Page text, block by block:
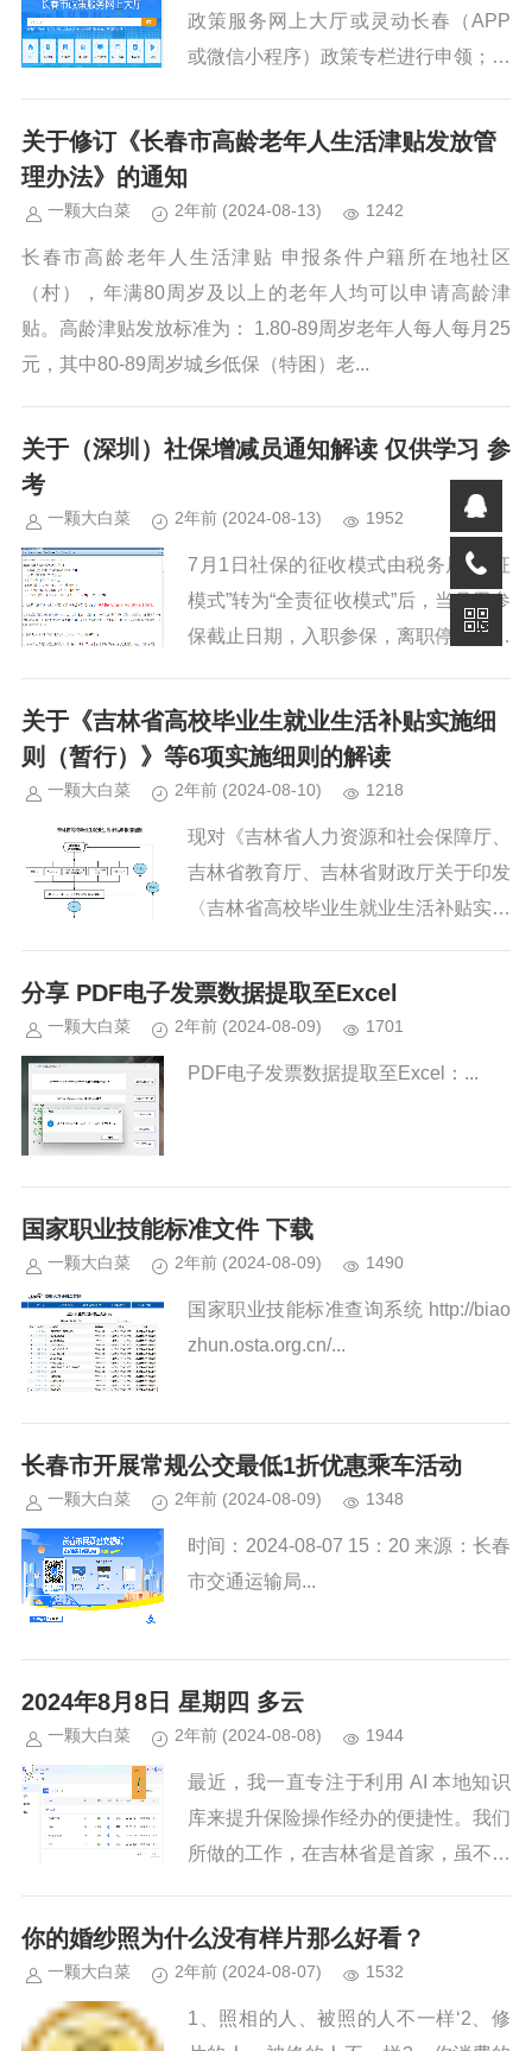
政策服务网上大厅或灵动长春（APP
或微信小程序）政策专栏进行申领；步
端：长春市政策服务网上大厅 长春市
关于修订《长春市高龄老年人生活津贴发放管
理办法》的通知
一颗大白菜 2年前 (2024-08-13) 1242
长春市高龄老年人生活津贴 申报条件户籍所在地社区
（村），年满80周岁及以上的老年人均可以申请高龄津
贴。高龄津贴发放标准为： 1.80-89周岁老年人每人每月25
元，其中80-89周岁城乡低保（特困）老...
关于（深圳）社保增减员通知解读 仅供学习 参
考
一颗大白菜 2年前 (2024-08-13) 1952
7月1日社保的征收模式由税务局“代征
模式”转为“全责征收模式”后，当月无参
保截止日期，入职参保，离职停保，最
负责缴纳当月社保，税务系统将自动计
入本单位。如员工在第一家...
关于《吉林省高校毕业生就业生活补贴实施细
则（暂行）》等6项实施细则的解读
一颗大白菜 2年前 (2024-08-10) 1218
现对《吉林省人力资源和社会保障厅、
吉林省教育厅、吉林省财政厅关于印发
〈吉林省高校毕业生就业生活补贴实施
知》（吉人社联〔2024〕78号，以下
简称《实施细则》）解读如下。...
分享 PDF电子发票数据提取至Excel
一颗大白菜 2年前 (2024-08-09) 1701
PDF电子发票数据提取至Excel：...
国家职业技能标准文件 下载
一颗大白菜 2年前 (2024-08-09) 1490
国家职业技能标准查询系统 http://biao
zhun.osta.org.cn/...
长春市开展常规公交最低1折优惠乘车活动
一颗大白菜 2年前 (2024-08-09) 1348
时间：2024-08-07 15：20 来源：长春
市交通运输局...
2024年8月8日 星期四 多云
一颗大白菜 2年前 (2024-08-08) 1944
最近，我一直专注于利用 AI 本地知识
库来提升保险操作经办的便捷性。我们
所做的工作，在吉林省是首家，虽不敢
识库的搭建，旨在缓解我省企事业经办
人员在五险一金知识检索方...
你的婚纱照为什么没有样片那么好看？
一颗大白菜 2年前 (2024-08-07) 1532
1、照相的人、被照的人不一样‘2、修